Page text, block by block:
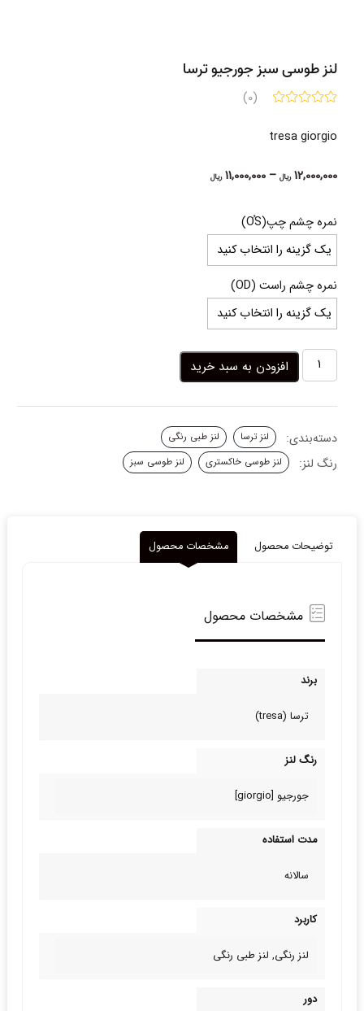
لنز طوسی سبز جورجیو ترسا
(0)
tresa giorgio
12,000,000 ریال –
11,000,000 ریالPrice
نمره چشم چپ(OُS)
نمره چشم راست (OD)
لنز
طوسی
جورجیو
عدد
افزودن به سبد خرید
دسته‌بندی: لنز ترسا لنز طبی رنگی
رنگ لنز: لنز طوسی خاکستری لنز طوسی سبز
توضیحات محصول مشخصات محصول
مشخصات محصول
برند
ترسا (tresa)
رنگ لنز
جورجیو [giorgio]
مدت استفاده
سالانه
کاربرد
لنز رنگی, لنز طبی‌ رنگی
دور